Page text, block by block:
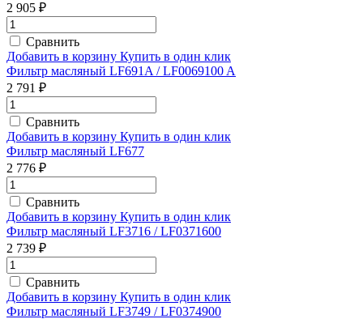
2 905 ₽
Сравнить
Добавить в корзину Купить в один клик
Фильтр масляный LF691A / LF0069100 A
2 791 ₽
Сравнить
Добавить в корзину Купить в один клик
Фильтр масляный LF677
2 776 ₽
Сравнить
Добавить в корзину Купить в один клик
Фильтр масляный LF3716 / LF0371600
2 739 ₽
Сравнить
Добавить в корзину Купить в один клик
Фильтр масляный LF3749 / LF0374900